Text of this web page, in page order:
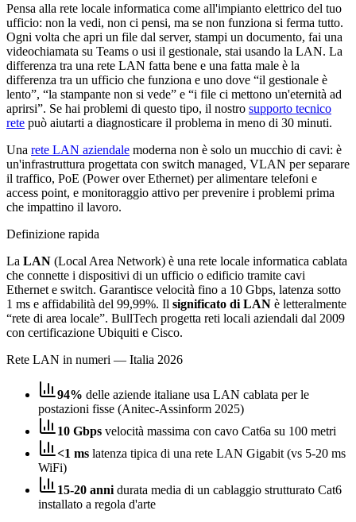
Pensa alla rete locale informatica come all'impianto elettrico del tuo
ufficio: non la vedi, non ci pensi, ma se non funziona si ferma tutto.
Ogni volta che apri un file dal server, stampi un documento, fai una
videochiamata su Teams o usi il gestionale, stai usando la LAN. La
differenza tra una rete LAN fatta bene e una fatta male è la
differenza tra un ufficio che funziona e uno dove “il gestionale è
lento”, “la stampante non si vede” e “i file ci mettono un'eternità ad
aprirsi”. Se hai problemi di questo tipo, il nostro supporto tecnico
rete può aiutarti a diagnosticare il problema in meno di 30 minuti.
Una rete LAN aziendale moderna non è solo un mucchio di cavi: è
un'infrastruttura progettata con switch managed, VLAN per separare
il traffico, PoE (Power over Ethernet) per alimentare telefoni e
access point, e monitoraggio attivo per prevenire i problemi prima
che impattino il lavoro.
Definizione rapida
La LAN (Local Area Network) è una rete locale informatica cablata
che connette i dispositivi di un ufficio o edificio tramite cavi
Ethernet e switch. Garantisce velocità fino a 10 Gbps, latenza sotto
1 ms e affidabilità del 99,99%. Il significato di LAN è letteralmente
“rete di area locale”. BullTech progetta reti locali aziendali dal 2009
con certificazione Ubiquiti e Cisco.
Rete LAN in numeri — Italia 2026
94% delle aziende italiane usa LAN cablata per le
postazioni fisse (Anitec-Assinform 2025)
10 Gbps velocità massima con cavo Cat6a su 100 metri
<1 ms latenza tipica di una rete LAN Gigabit (vs 5-20 ms
WiFi)
15-20 anni durata media di un cablaggio strutturato Cat6
installato a regola d'arte